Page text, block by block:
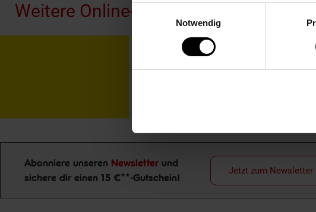
Einwilligungsauswahl
Notwendig
Weitere Online-Angebote
Netto Reisen
Newsletter Anmeldung
Abonniere unseren Newsletter und
sichere dir einen 15 €**-Gutschein!
Jetzt zum Newsletter